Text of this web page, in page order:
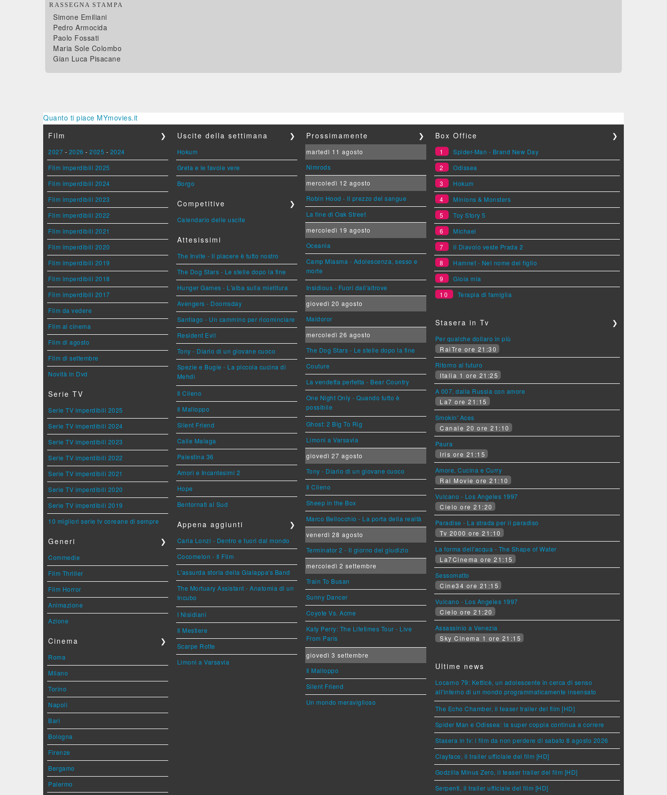
RASSEGNA STAMPA
Simone Emiliani
Pedro Armocida
Paolo Fossati
Maria Sole Colombo
Gian Luca Pisacane
Quanto ti piace MYmovies.it
Film
❯
2027 - 2026 - 2025 - 2024
Film imperdibili 2025
Film imperdibili 2024
Film imperdibili 2023
Film imperdibili 2022
Film imperdibili 2021
Film imperdibili 2020
Film imperdibili 2019
Film imperdibili 2018
Film imperdibili 2017
Film da vedere
Film al cinema
Film di agosto
Film di settembre
Novità in Dvd
Serie TV
Serie TV imperdibili 2025
Serie TV imperdibili 2024
Serie TV imperdibili 2023
Serie TV imperdibili 2022
Serie TV imperdibili 2021
Serie TV imperdibili 2020
Serie TV imperdibili 2019
10 migliori serie tv coreane di sempre
Generi ❯
Commedie
Film Thriller
Film Horror
Animazione
Azione
Cinema ❯
Roma
Milano
Torino
Napoli
Bari
Bologna
Firenze
Bergamo
Palermo
Uscite della settimana ❯
Hokum
Greta e le favole vere
Borgo
Competitive ❯
Calendario delle uscite
Attesissimi
The Invite - Il piacere è tutto nostro
The Dog Stars - Le stelle dopo la fine
Hunger Games - L'alba sulla mietitura
Avengers - Doomsday
Santiago - Un cammino per ricominciare
Resident Evil
Tony - Diario di un giovane cuoco
Spezie e Bugie - La piccola cucina di
Mehdi
Il Cileno
Il Malloppo
Silent Friend
Calle Malaga
Palestina 36
Amori e Incantesimi 2
Hope
Bentornati al Sud
Appena aggiunti ❯
Carla Lonzi - Dentro e fuori dal mondo
Cocomelon - Il Film
L'assurda storia della Gialappa's Band
The Mortuary Assistant - Anatomia di un
Incubo
I Nisidiani
Il Mestiere
Scarpe Rotte
Limoni a Varsavia
Prossimamente ❯
martedì 11 agosto
Nimrods
mercoledì 12 agosto
Robin Hood - Il prezzo del sangue
La fine di Oak Street
mercoledì 19 agosto
Oceania
Camp Miasma - Adolescenza, sesso e
morte
Insidious - Fuori dall'altrove
giovedì 20 agosto
Maldoror
mercoledì 26 agosto
The Dog Stars - Le stelle dopo la fine
Couture
La vendetta perfetta - Bear Country
One Night Only - Quando tutto è
possibile
Ghost: 2 Big To Rig
Limoni a Varsavia
giovedì 27 agosto
Tony - Diario di un giovane cuoco
Il Cileno
Sheep in the Box
Marco Bellocchio - La porta della realtà
venerdì 28 agosto
Terminator 2 - Il giorno del giudizio
mercoledì 2 settembre
Train To Busan
Sunny Dancer
Coyote Vs. Acme
Katy Perry: The Lifetimes Tour - Live
From Paris
giovedì 3 settembre
Il Malloppo
Silent Friend
Un mondo meraviglioso
Box Office ❯
1
Spider-Man - Brand New Day
2
Odissea
3
Hokum
4
Minions & Monsters
5
Toy Story 5
6
Michael
7
Il Diavolo veste Prada 2
8
Hamnet - Nel nome del figlio
9
Gioia mia
10
Terapia di famiglia
Stasera in Tv ❯
Per qualche dollaro in più
RaiTre ore 21:30
Ritorno al futuro
Italia 1 ore 21:25
A 007, dalla Russia con amore
La7 ore 21:15
Smokin' Aces
Canale 20 ore 21:10
Paura
Iris ore 21:15
Amore, Cucina e Curry
Rai Movie ore 21:10
Vulcano - Los Angeles 1997
Cielo ore 21:20
Paradise - La strada per il paradiso
Tv 2000 ore 21:10
La forma dell'acqua - The Shape of Water
La7Cinema ore 21:15
Sessomatto
Cine34 ore 21:15
Vulcano - Los Angeles 1997
Cielo ore 21:20
Assassinio a Venezia
Sky Cinema 1 ore 21:15
Ultime news
Locarno 79: Ketticè, un adolescente in cerca di senso
all'interno di un mondo programmaticamente insensato
The Echo Chamber, il teaser trailer del film [HD]
Spider Man e Odissea: la super coppia continua a correre
Stasera in tv: i film da non perdere di sabato 8 agosto 2026
Clayface, il trailer ufficiale del film [HD]
Godzilla Minus Zero, il teaser trailer del film [HD]
Serpenti, il trailer ufficiale del film [HD]